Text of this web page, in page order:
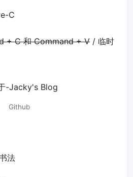
C
+ C 和 Command + V / 临时
Github
法